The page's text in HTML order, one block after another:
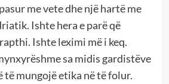
me vete dhe një hartë me
Ishte hera e parë që
Ishte leximi më i keq.
sa midis gardistëve
mungojë etika në të folur.